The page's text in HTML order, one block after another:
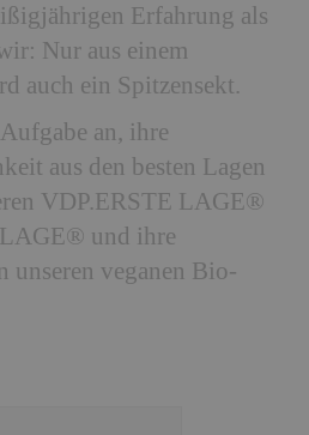
Erfahrung als
Nur aus einem
auch ein Spitzensekt.
an, ihre
aus den besten Lagen
VDP.ERSTE LAGE®
und ihre
unseren veganen Bio-